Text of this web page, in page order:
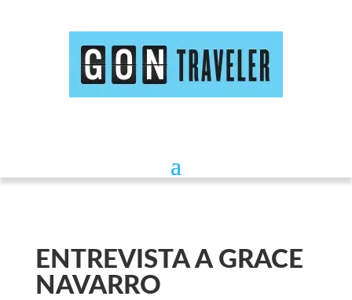
ENTREVISTA A GRACE
NAVARRO